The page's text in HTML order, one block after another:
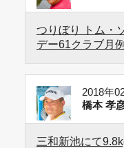
つりぼり トム・
デー61クラブ月
2018年
橋本 孝
三和新池にて